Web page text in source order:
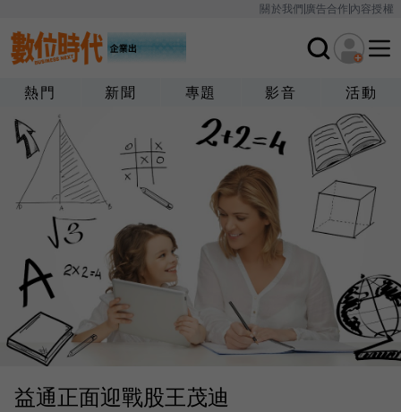
關於我們廣告合作內容授權
熱門 新聞 專題 影音 活動
益通正面迎戰股王茂迪